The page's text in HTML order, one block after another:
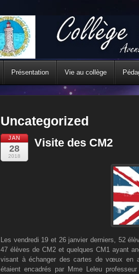
Présentation Vie au collège
Uncategorized
JAN
28
2018
Visite des CM2
Les vendredi 19 et 26 janvier derniers, 52
47 élèves de CM2 et quelques CM1 ayant
visant à échanger des cartes de vœux en
étaient encadrés par Mme Leleu